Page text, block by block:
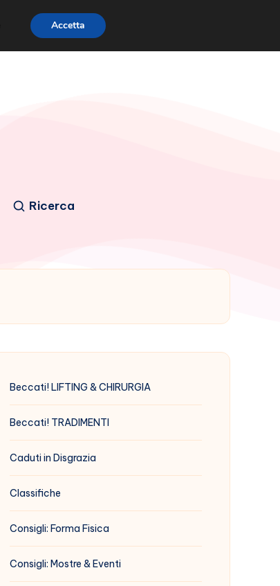
Ricerca
Beccati! LIFTING & CHIRURGIA
Beccati! TRADIMENTI
Caduti in Disgrazia
Classifiche
Consigli: Forma Fisica
Consigli: Mostre & Eventi
Accetta